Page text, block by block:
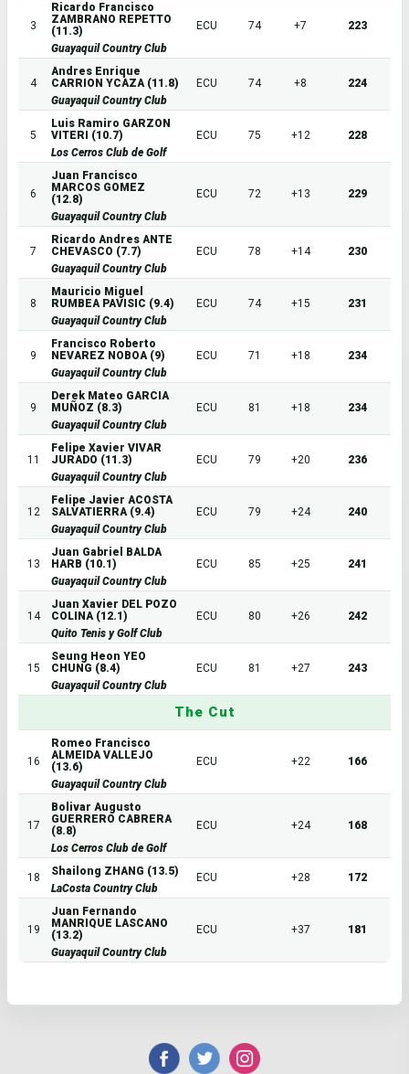
3
Ricardo Francisco
ZAMBRANO REPETTO
(11.3)
Guayaquil Country Club
ECU 74 +7 223
4
Andres Enrique
CARRION YCAZA (11.8)
Guayaquil Country Club
ECU 74 +8 224
5
Luis Ramiro GARZON
VITERI (10.7)
Los Cerros Club de Golf
ECU 75 +12 228
6
Juan Francisco
MARCOS GOMEZ
(12.8)
Guayaquil Country Club
ECU 72 +13 229
7
Ricardo Andres ANTE
CHEVASCO (7.7)
Guayaquil Country Club
ECU 78 +14 230
8
Mauricio Miguel
RUMBEA PAVISIC (9.4)
Guayaquil Country Club
ECU 74 +15 231
9
Francisco Roberto
NEVAREZ NOBOA (9)
Guayaquil Country Club
ECU 71 +18 234
9
Derek Mateo GARCIA
MUÑOZ (8.3)
Guayaquil Country Club
ECU 81 +18 234
11
Felipe Xavier VIVAR
JURADO (11.3)
Guayaquil Country Club
ECU 79 +20 236
12
Felipe Javier ACOSTA
SALVATIERRA (9.4)
Guayaquil Country Club
ECU 79 +24 240
13
Juan Gabriel BALDA
HARB (10.1)
Guayaquil Country Club
ECU 85 +25 241
14
Juan Xavier DEL POZO
COLINA (12.1)
Quito Tenis y Golf Club
ECU 80 +26 242
15
Seung Heon YEO
CHUNG (8.4)
Guayaquil Country Club
ECU 81 +27 243
The Cut
16
Romeo Francisco
ALMEIDA VALLEJO
(13.6)
Guayaquil Country Club
ECU +22 166
17
Bolivar Augusto
GUERRERO CABRERA
(8.8)
Los Cerros Club de Golf
ECU +24 168
18
Shailong ZHANG (13.5)
LaCosta Country Club
ECU +28 172
19
Juan Fernando
MANRIQUE LASCANO
(13.2)
Guayaquil Country Club
ECU +37 181